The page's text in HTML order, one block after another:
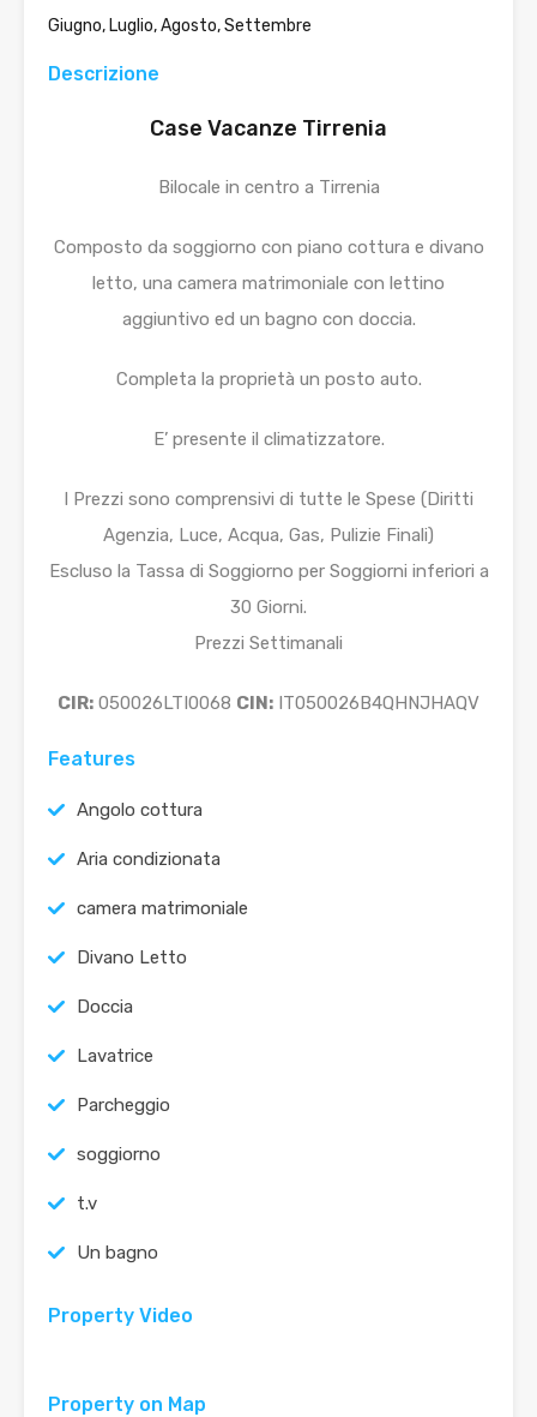
Giugno, Luglio, Agosto, Settembre
Descrizione
Case Vacanze Tirrenia
Bilocale in centro a Tirrenia
Composto da soggiorno con piano cottura e divano
letto, una camera matrimoniale con lettino
aggiuntivo ed un bagno con doccia.
Completa la proprietà un posto auto.
E’ presente il climatizzatore.
I Prezzi sono comprensivi di tutte le Spese (Diritti
Agenzia, Luce, Acqua, Gas, Pulizie Finali)
Escluso la Tassa di Soggiorno per Soggiorni inferiori a
30 Giorni.
Prezzi Settimanali
CIR: 050026LTI0068 CIN: IT050026B4QHNJHAQV
Features
Angolo cottura
Aria condizionata
camera matrimoniale
Divano Letto
Doccia
Lavatrice
Parcheggio
soggiorno
t.v
Un bagno
Property Video
Video immobile
Property on Map